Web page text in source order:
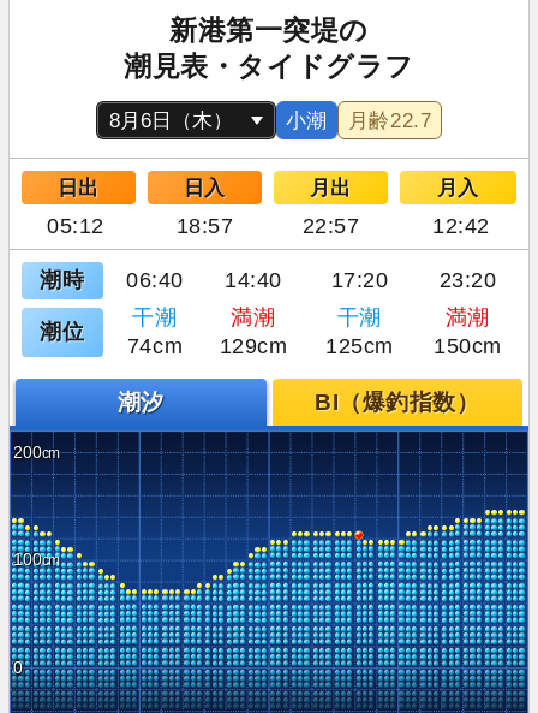
新港第一突堤の
潮見表・タイドグラフ
小潮 月齢22.7
日出 日入 月出 月入
05:12 18:57 22:57 12:42
潮時 06:40 14:40 17:20 23:20
潮位
干潮 満潮 干潮
満潮
74cm
129cm 125cm 150cm
潮汐 BI（爆釣指数）
200
100
0